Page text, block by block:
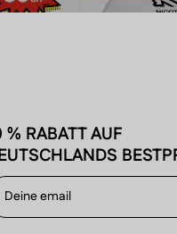
% RABATT AUF
CUBA